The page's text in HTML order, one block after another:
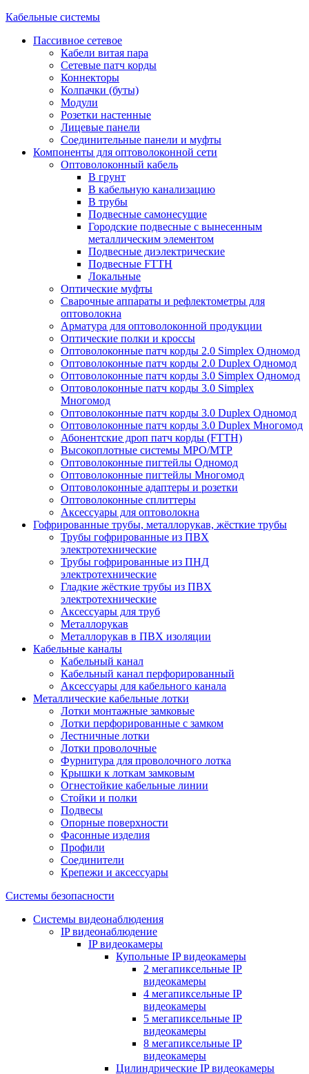
Кабельные системы
Пассивное сетевое
Кабели витая пара
Сетевые патч корды
Коннекторы
Колпачки (буты)
Модули
Розетки настенные
Лицевые панели
Соединительные панели и муфты
Компоненты для оптоволоконной сети
Оптоволоконный кабель
В грунт
В кабельную канализацию
В трубы
Подвесные самонесущие
Городские подвесные с вынесенным
металлическим элементом
Подвесные диэлектрические
Подвесные FTTH
Локальные
Оптические муфты
Сварочные аппараты и рефлектометры для
оптоволокна
Арматура для оптоволоконной продукции
Оптические полки и кроссы
Оптоволоконные патч корды 2.0 Simplex Одномод
Оптоволоконные патч корды 2.0 Duplex Одномод
Оптоволоконные патч корды 3.0 Simplex Одномод
Оптоволоконные патч корды 3.0 Simplex
Многомод
Оптоволоконные патч корды 3.0 Duplex Одномод
Оптоволоконные патч корды 3.0 Duplex Многомод
Абонентские дроп патч корды (FTTH)
Высокоплотные системы MPO/MTP
Оптоволоконные пигтейлы Одномод
Оптоволоконные пигтейлы Многомод
Оптоволоконные адаптеры и розетки
Оптоволоконные сплиттеры
Аксессуары для оптоволокна
Гофрированные трубы, металлорукав, жёсткие трубы
Трубы гофрированные из ПВХ
электротехнические
Трубы гофрированные из ПНД
электротехнические
Гладкие жёсткие трубы из ПВХ
электротехнические
Аксессуары для труб
Металлорукав
Металлорукав в ПВХ изоляции
Кабельные каналы
Кабельный канал
Кабельный канал перфорированный
Аксессуары для кабельного канала
Металлические кабельные лотки
Лотки монтажные замковые
Лотки перфорированные с замком
Лестничные лотки
Лотки проволочные
Фурнитура для проволочного лотка
Крышки к лоткам замковым
Огнестойкие кабельные линии
Стойки и полки
Подвесы
Опорные поверхности
Фасонные изделия
Профили
Соединители
Крепежи и аксессуары
Системы безопасности
Системы видеонаблюдения
IP видеонаблюдение
IP видеокамеры
Купольные IP видеокамеры
2 мегапиксельные IP
видеокамеры
4 мегапиксельные IP
видеокамеры
5 мегапиксельные IP
видеокамеры
8 мегапиксельные IP
видеокамеры
Цилиндрические IP видеокамеры